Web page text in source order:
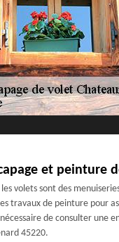
et peinture
volets sont des
travaux de peinture pour
de consulter une
45220.